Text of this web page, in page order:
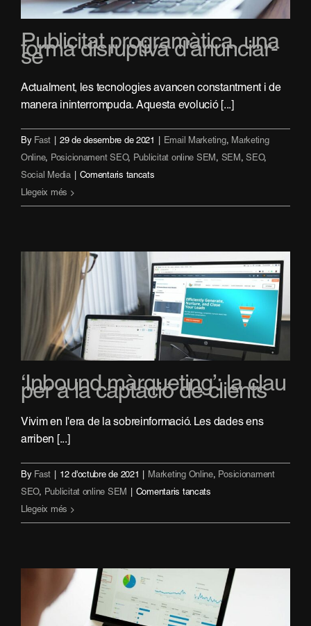
Publicitat programàtica, una
forma disruptiva d’anunciar-
se
Actualment, les tecnologies avancen constantment i de
manera ininterrompuda. Aquesta evolució [...]
By Fast 29 de desembre de 2021 Email Marketing, Marketing
Online, Posicionament SEO, Publicitat online SEM , SEM ,SEO,
Social Media Comentaris tancatsa
disruptiva
d’anunciar-
se
Llegeix més
‘Inbound màrqueting’: la clau
per a la captació de clients
Vivim en l'era de la sobreinformació. Les dades ens
arriben [...]
By Fast 12 d'octubre de 2021 Marketing Online, Posicionament
SEO, Publicitat online SEM Comentaris tancatsa
a
Llegeix més